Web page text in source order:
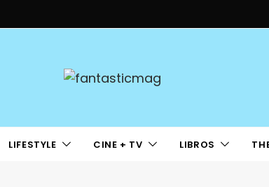
LIFESTYLE CINE + TV LIBROS